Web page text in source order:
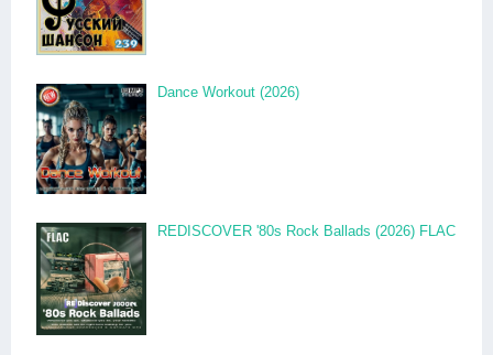
Dance Workout (2026)
REDISCOVER '80s Rock Ballads (2026) FLAC